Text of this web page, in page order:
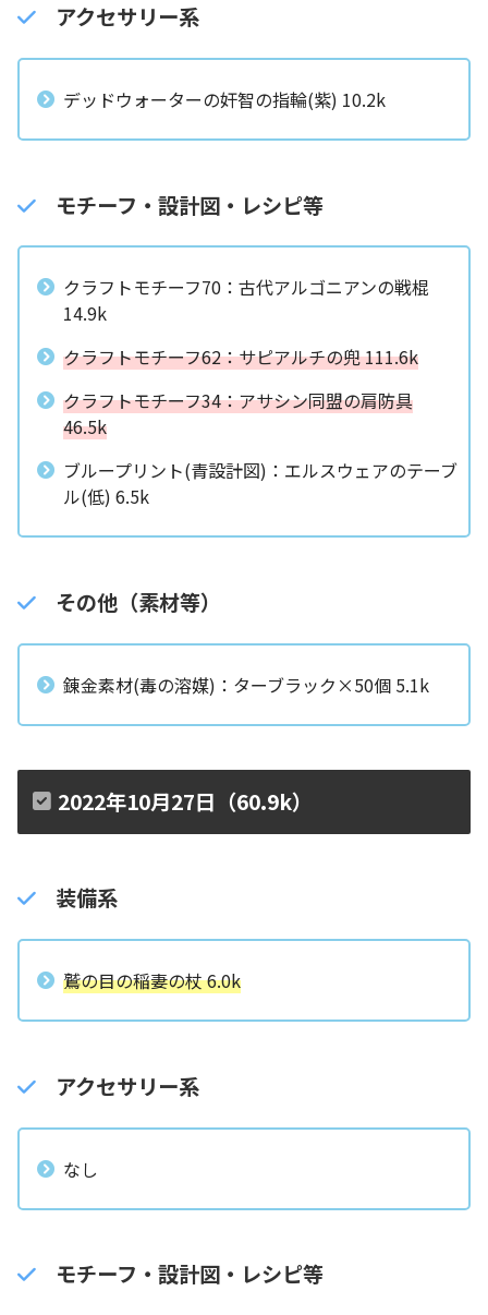
アクセサリー系
デッドウォーターの奸智の指輪(紫) 10.2k
モチーフ・設計図・レシピ等
クラフトモチーフ70：古代アルゴニアンの戦棍
14.9k
クラフトモチーフ62：サピアルチの兜 111.6k
クラフトモチーフ34：アサシン同盟の肩防具
46.5k
ブループリント(青設計図)：エルスウェアのテーブ
ル(低) 6.5k
その他（素材等）
錬金素材(毒の溶媒)：ターブラック×50個 5.1k
2022年10月27日（60.9k）
装備系
鷲の目の稲妻の杖 6.0k
アクセサリー系
なし
モチーフ・設計図・レシピ等